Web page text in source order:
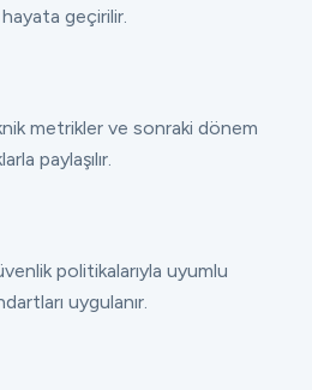
geçirilir.
metrikler ve sonraki dönem
paylaşılır.
politikalarıyla uyumlu
uygulanır.